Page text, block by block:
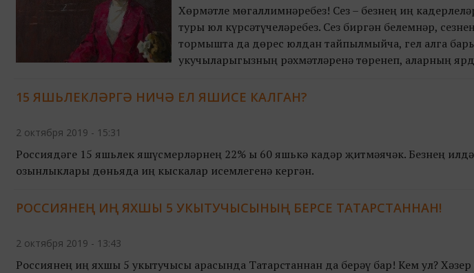
Хөрмәтле мөгаллимнәребез! Сез – безнең иң
туры юл күрсәтүчеләребез. Сез биргән белемнәр,
тормышта да дөрес юлдан тайпылмыйча, гел алга
укучыларыгызның рәхмәтләренә төренеп, аларның
15 ЯШЬЛЕКЛӘРГӘ НИЧӘ ЕЛ ЯШИСЕ КАЛГАН?
2 октября 2019 - 15:31
Россиядәге 15 яшьлек яшүсмерләрнең 22% ы 60 яшькә кадәр җитмәячәк. Безнең
озынлыклары дөньяда иң кыскалар исемлегенә кергән.
РОССИЯНЕҢ ИҢ ЯХШЫ 5 УКЫТУЧЫСЫНЫҢ БЕРСЕ ТАТАРСТАННАН!
2 октября 2019 - 13:43
Россиянең иң яхшы 5 укытучысы арасында Татарстаннан да берәү бар! Кем ул? Хәзер